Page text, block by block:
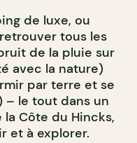
de luxe, ou
tous les
de la pluie sur
avec la nature)
par terre et se
– le tout dans un
Côte du Hincks,
et à explorer.